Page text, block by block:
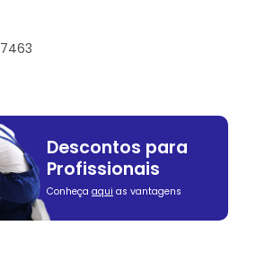
Descontos para
Profissionais
Conheça aqui as vantagens